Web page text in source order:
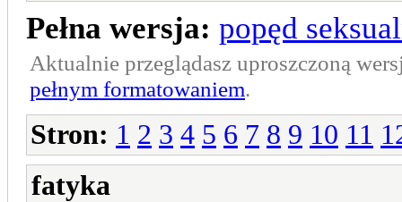
Pełna wersja: popęd
Aktualnie przeglądasz uproszczoną
pełnym formatowaniem.
Stron: 1 2 3 4 5 6 7 8 9 10 11
fatyka